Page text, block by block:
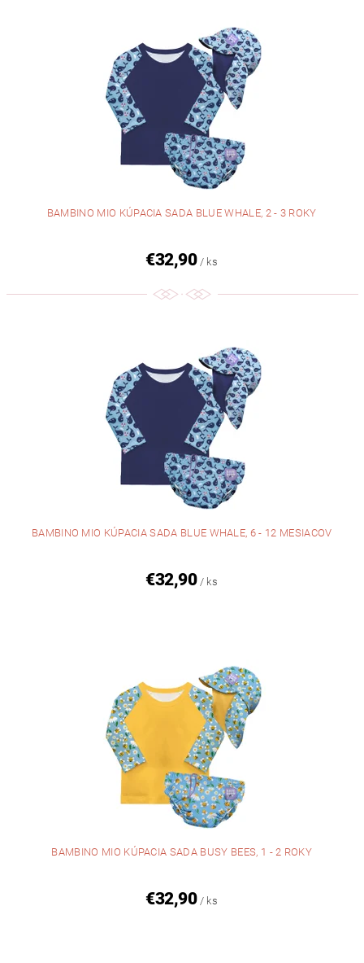
BAMBINO MIO KÚPACIA SADA BLUE WHALE, 2 - 3 ROKY
€32,90 / ks
BAMBINO MIO KÚPACIA SADA BLUE WHALE, 6 - 12 MESIACOV
€32,90 / ks
BAMBINO MIO KÚPACIA SADA BUSY BEES, 1 - 2 ROKY
€32,90 / ks